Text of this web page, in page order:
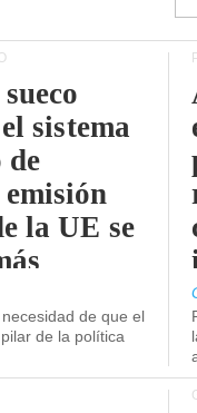
sistema
de
emisión
la UE se
de que el
de la política